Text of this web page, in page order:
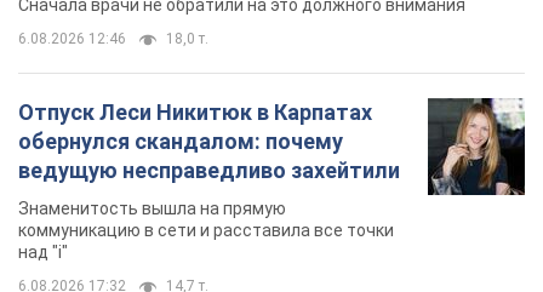
"Динамо" с победы стартовало в
квалификации Лиги конференций.
Видео
Матч прошел в Люблине
10 часов назад 3,0 т.